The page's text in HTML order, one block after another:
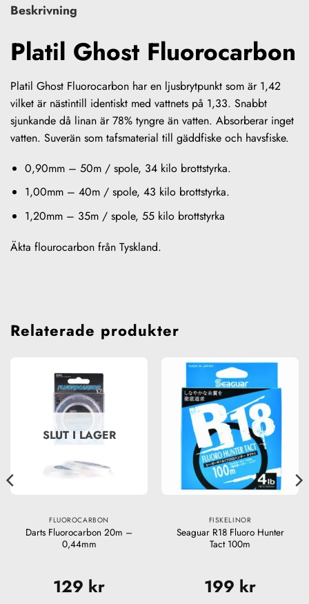
Beskrivning
Platil Ghost Fluorocarbon
Platil Ghost Fluorocarbon har en ljusbrytpunkt som är 1,42
vilket är nästintill identiskt med vattnets på 1,33. Snabbt
sjunkande då linan är 78% tyngre än vatten. Absorberar inget
vatten. Suverän som tafsmaterial till gäddfiske och havsfiske.
0,90mm – 50m / spole, 34 kilo brottstyrka.
1,00mm – 40m / spole, 43 kilo brottstyrka.
1,20mm – 35m / spole, 55 kilo brottstyrka
Äkta flourocarbon från Tyskland.
Relaterade produkter
SLUT I LAGER
FLUOROCARBON
Darts Fluorocarbon 20m –
0,44mm
129 kr
FISKELINOR
Seaguar R18 Fluoro Hunter
Tact 100m
199 kr